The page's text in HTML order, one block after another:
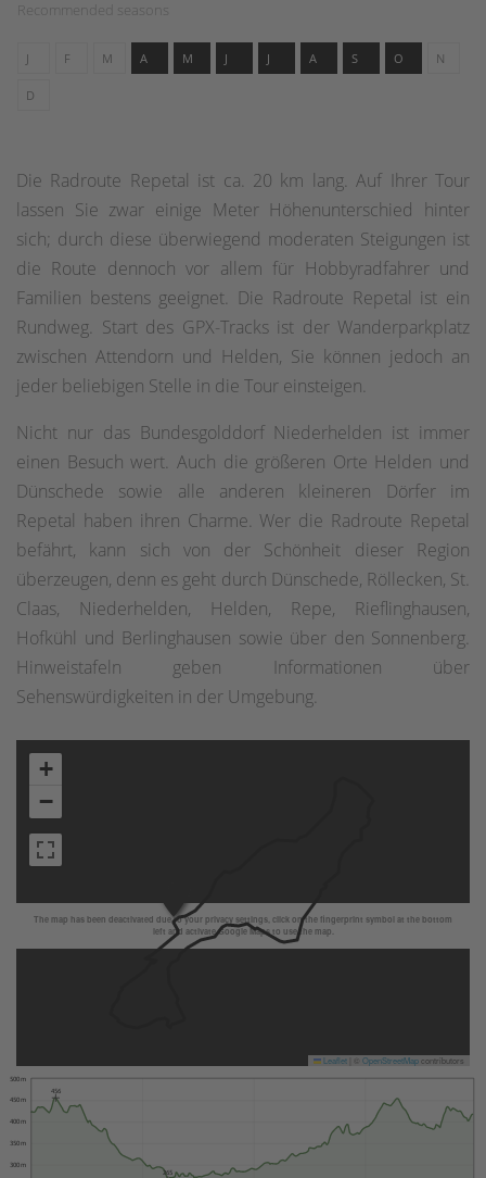
Recommended seasons
J F M A M J J A S O N
D
Die Radroute Repetal ist ca. 20 km lang. Auf Ihrer Tour
lassen Sie zwar einige Meter Höhenunterschied hinter
sich; durch diese überwiegend moderaten Steigungen ist
die Route dennoch vor allem für Hobbyradfahrer und
Familien bestens geeignet. Die Radroute Repetal ist ein
Rundweg. Start des GPX-Tracks ist der Wanderparkplatz
zwischen Attendorn und Helden, Sie können jedoch an
jeder beliebigen Stelle in die Tour einsteigen.
Nicht nur das Bundesgolddorf Niederhelden ist immer
einen Besuch wert. Auch die größeren Orte Helden und
Dünschede sowie alle anderen kleineren Dörfer im
Repetal haben ihren Charme. Wer die Radroute Repetal
befährt, kann sich von der Schönheit dieser Region
überzeugen, denn es geht durch Dünschede, Röllecken, St.
Claas, Niederhelden, Helden, Repe, Rieflinghausen,
Hofkühl und Berlinghausen sowie über den Sonnenberg.
Hinweistafeln geben Informationen über
Sehenswürdigkeiten in der Umgebung.
The map has been deactivated due to your privacy settings, click on the fingerprint symbol at the bottom
left and activate Google Maps to use the map.
+
−
Leaflet OpenStreetMapcontributors
300 m
350 m
400 m
450 m
500 m
265
456